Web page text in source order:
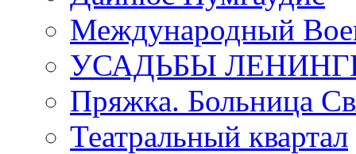
Международный
УСАДЬБЫ
Пряжка. Больница
Театральный квартал